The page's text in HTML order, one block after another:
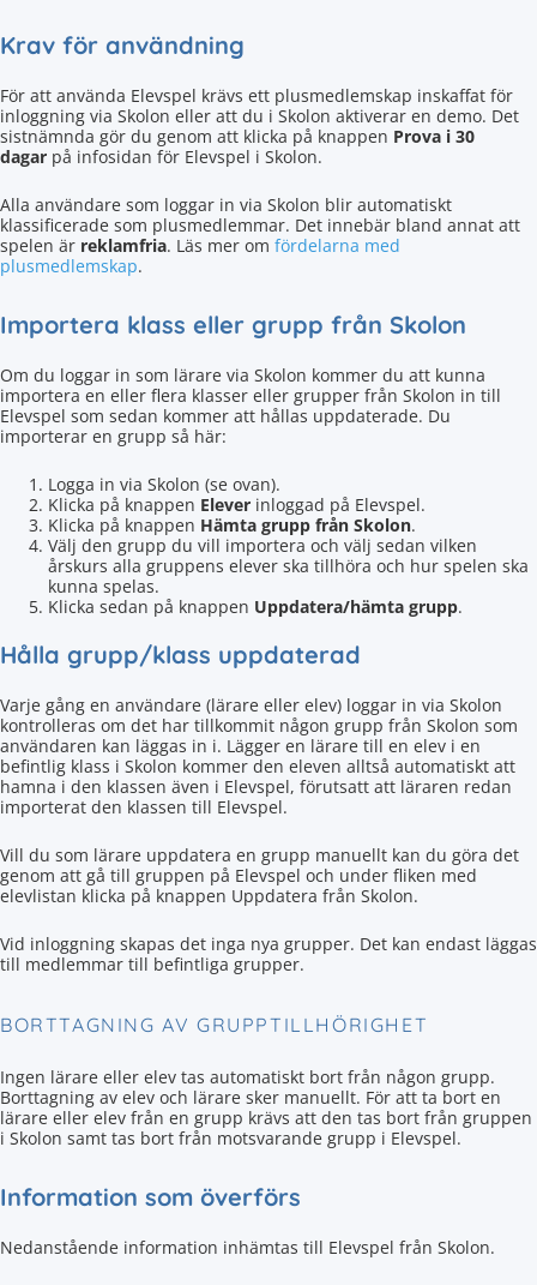
Krav för användning
För att använda Elevspel krävs ett plusmedlemskap inskaffat för
inloggning via Skolon eller att du i Skolon aktiverar en demo. Det
sistnämnda gör du genom att klicka på knappen Prova i 30
dagar på infosidan för Elevspel i Skolon.
Alla användare som loggar in via Skolon blir automatiskt
klassificerade som plusmedlemmar. Det innebär bland annat att
spelen är reklamfria. Läs mer om fördelarna med
plusmedlemskap.
Importera klass eller grupp från Skolon
Om du loggar in som lärare via Skolon kommer du att kunna
importera en eller flera klasser eller grupper från Skolon in till
Elevspel som sedan kommer att hållas uppdaterade. Du
importerar en grupp så här:
Logga in via Skolon (se ovan).
Klicka på knappen Elever inloggad på Elevspel.
Klicka på knappen Hämta grupp från Skolon.
Välj den grupp du vill importera och välj sedan vilken
årskurs alla gruppens elever ska tillhöra och hur spelen ska
kunna spelas.
Klicka sedan på knappen Uppdatera/hämta grupp.
Hålla grupp/klass uppdaterad
Varje gång en användare (lärare eller elev) loggar in via Skolon
kontrolleras om det har tillkommit någon grupp från Skolon som
användaren kan läggas in i. Lägger en lärare till en elev i en
befintlig klass i Skolon kommer den eleven alltså automatiskt att
hamna i den klassen även i Elevspel, förutsatt att läraren redan
importerat den klassen till Elevspel.
Vill du som lärare uppdatera en grupp manuellt kan du göra det
genom att gå till gruppen på Elevspel och under fliken med
elevlistan klicka på knappen Uppdatera från Skolon.
Vid inloggning skapas det inga nya grupper. Det kan endast läggas
till medlemmar till befintliga grupper.
BORTTAGNING AV GRUPPTILLHÖRIGHET
Ingen lärare eller elev tas automatiskt bort från någon grupp.
Borttagning av elev och lärare sker manuellt. För att ta bort en
lärare eller elev från en grupp krävs att den tas bort från gruppen
i Skolon samt tas bort från motsvarande grupp i Elevspel.
Information som överförs
Nedanstående information inhämtas till Elevspel från Skolon.